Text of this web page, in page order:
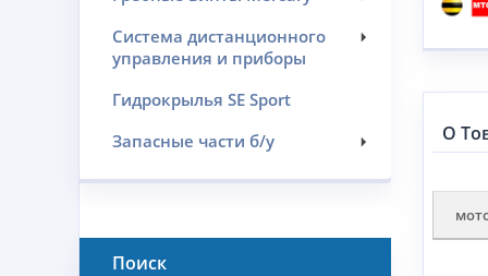
Система дистанционного
управления и приборы
Гидрокрылья SE Sport
Запасные части б/у
Поиск
О